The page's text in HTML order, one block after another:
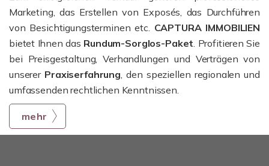
Marketing, das Erstellen von Exposés, das Durchführen
von Besichtigungsterminen etc. CAPTURA IMMOBILIEN
bietet Ihnen das Rundum-Sorglos-Paket. Profitieren Sie
bei Preisgestaltung, Verhandlungen und Verträgen von
unserer Praxiserfahrung, den speziellen regionalen und
umfassenden rechtlichen Kenntnissen.
mehr